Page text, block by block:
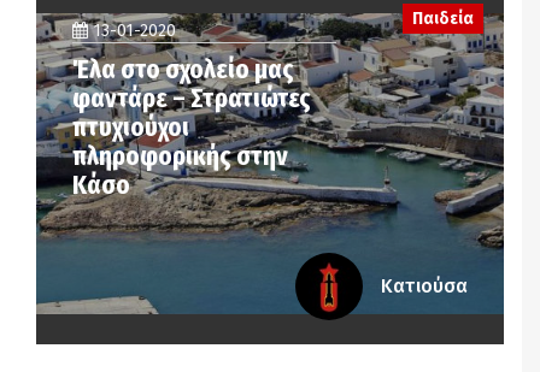
13-01-2020
Έλα στο σχολείο μας
φαντάρε – Στρατιώτες
πτυχιούχοι
πληροφορικής στην
Κάσο
Παιδεία
Κατιούσα